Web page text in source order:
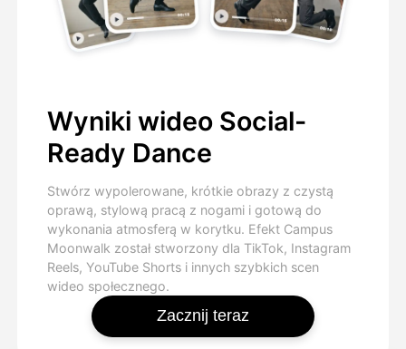
Wyniki wideo Social-
Ready Dance
Stwórz wypolerowane, krótkie obrazy z czystą
oprawą, stylową pracą z nogami i gotową do
wykonania atmosferą w korytku. Efekt Campus
Moonwalk został stworzony dla TikTok, Instagram
Reels, YouTube Shorts i innych szybkich scen
wideo społecznego.
Zacznij teraz